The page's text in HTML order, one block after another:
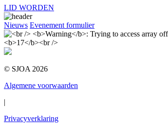
LID WORDEN
Nieuws Evenement formulier
© SJOA 2026
Algemene voorwaarden
|
Privacyverklaring